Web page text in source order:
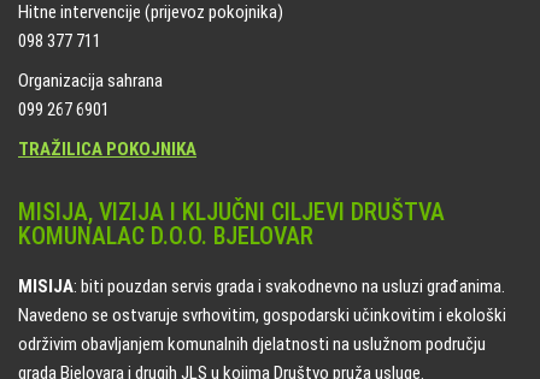
Hitne intervencije (prijevoz pokojnika)
098 377 711
Organizacija sahrana
099 267 6901
TRAŽILICA POKOJNIKA
MISIJA, VIZIJA I KLJUČNI CILJEVI DRUŠTVA
KOMUNALAC D.O.O. BJELOVAR
MISIJA: biti pouzdan servis grada i svakodnevno na usluzi građanima.
Navedeno se ostvaruje svrhovitim, gospodarski učinkovitim i ekološki
održivim obavljanjem komunalnih djelatnosti na uslužnom području
grada Bjelovara i drugih JLS u kojima Društvo pruža usluge.